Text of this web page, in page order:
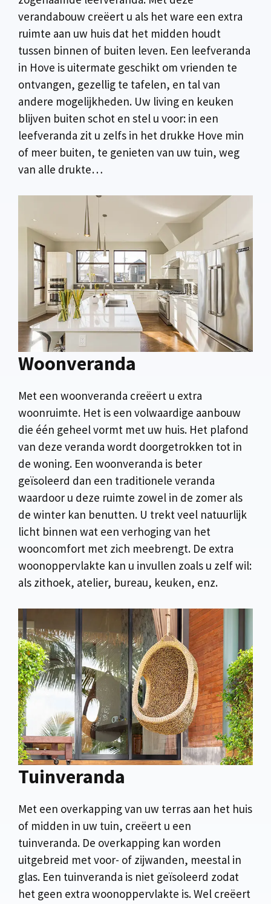
verandabouw creëert u als het ware een extra
ruimte aan uw huis dat het midden houdt
tussen binnen of buiten leven. Een leefveranda
in Hove is uitermate geschikt om vrienden te
ontvangen, gezellig te tafelen, en tal van
andere mogelijkheden. Uw living en keuken
blijven buiten schot en stel u voor: in een
leefveranda zit u zelfs in het drukke Hove min
of meer buiten, te genieten van uw tuin, weg
van alle drukte…
Woonveranda
Met een woonveranda creëert u extra
woonruimte. Het is een volwaardige aanbouw
die één geheel vormt met uw huis. Het plafond
van deze veranda wordt doorgetrokken tot in
de woning. Een woonveranda is beter
geïsoleerd dan een traditionele veranda
waardoor u deze ruimte zowel in de zomer als
de winter kan benutten. U trekt veel natuurlijk
licht binnen wat een verhoging van het
wooncomfort met zich meebrengt. De extra
woonoppervlakte kan u invullen zoals u zelf wil:
als zithoek, atelier, bureau, keuken, enz.
Tuinveranda
Met een overkapping van uw terras aan het huis
of midden in uw tuin, creëert u een
tuinveranda. De overkapping kan worden
uitgebreid met voor- of zijwanden, meestal in
glas. Een tuinveranda is niet geïsoleerd zodat
het geen extra woonoppervlakte is. Wel creëert